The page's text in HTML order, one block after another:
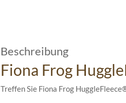
Beschreibung
Fiona Frog
Treffen Sie Fiona Frog